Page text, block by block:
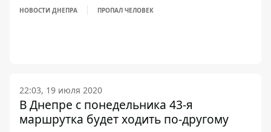
НОВОСТИ ДНЕПРА ПРОПАЛ ЧЕЛОВЕК
22:03, 19 июля 2020
В Днепре с понедельника 43-я
маршрутка будет ходить по-другому